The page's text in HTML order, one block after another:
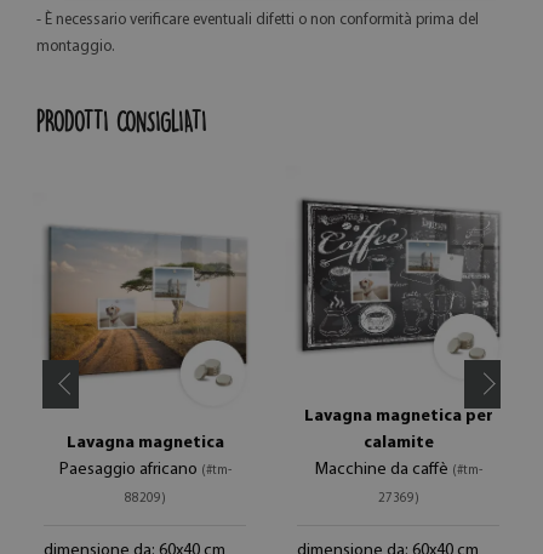
- È necessario verificare eventuali difetti o non conformità prima del
montaggio.
PRODOTTI CONSIGLIATI
Lavagna magnetica
Paesaggio africano (#tm-
88209)
Lavagna magnetica per
calamite
Macchine da caffè (#tm-
27369)